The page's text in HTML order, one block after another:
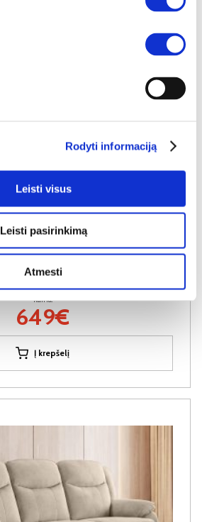
Rodyti informaciją
Leisti visus
Leisti pasirinkimą
Atmesti
LANCASTER-III (II gr.) trivietė sofa-reglaineris (EDA828-05 Rudas)
Kaina:
649€
Į krepšelį